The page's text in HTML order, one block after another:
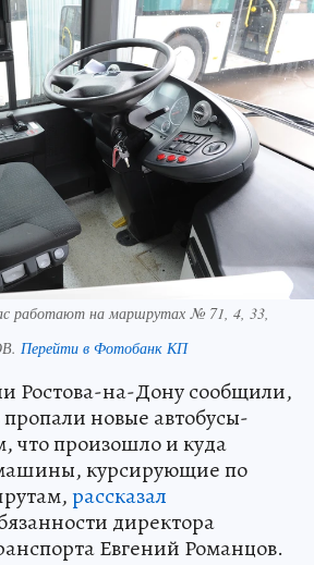
работают на маршрутах № 71, 4, 33,
Перейти в Фотобанк КП
Ростова-на-Дону сообщили,
новые автобусы-
что произошло и куда
курсирующие по
рассказал
директора
Евгений Романцов.